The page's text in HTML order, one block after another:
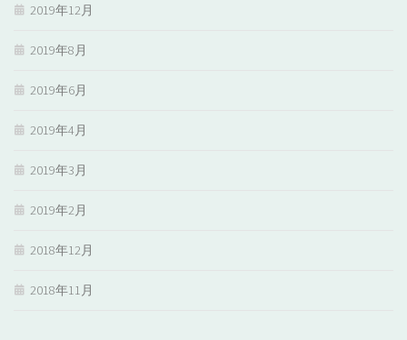
2019年12月
2019年8月
2019年6月
2019年4月
2019年3月
2019年2月
2018年12月
2018年11月